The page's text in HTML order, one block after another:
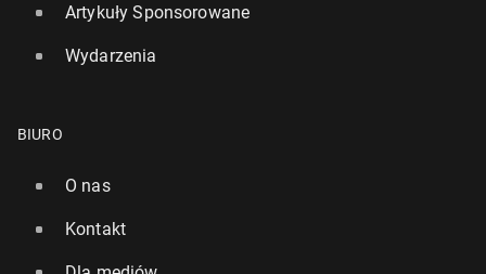
Artykuły Sponsorowane
Wydarzenia
BIURO
O nas
Kontakt